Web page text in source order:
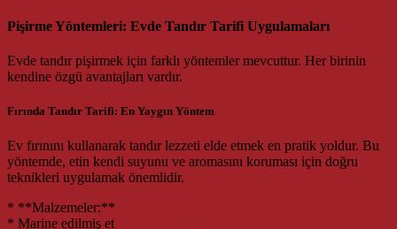
Pişirme Yöntemleri: Evde Tandır Tarifi Uygulamaları
Evde tandır pişirmek için farklı yöntemler mevcuttur. Her birinin
kendine özgü avantajları vardır.
Fırında Tandır Tarifi: En Yaygın Yöntem
Ev fırınını kullanarak tandır lezzeti elde etmek en pratik yoldur. Bu
yöntemde, etin kendi suyunu ve aromasını koruması için doğru
teknikleri uygulamak önemlidir.
* **Malzemeler:**
* Marine edilmiş et